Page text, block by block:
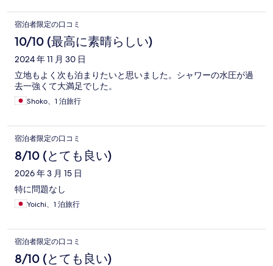
宿泊者限定の口コミ
10/10 (最高に素晴らしい)
2024 年 11 月 30 日
立地もよく次も泊まりたいと思いました。シャワーの水圧が過
去一強くて大満足でした。
Shoko、1 泊旅行
宿泊者限定の口コミ
8/10 (とても良い)
2026 年 3 月 15 日
特に問題なし
Yoichi、1 泊旅行
宿泊者限定の口コミ
8/10 (とても良い)